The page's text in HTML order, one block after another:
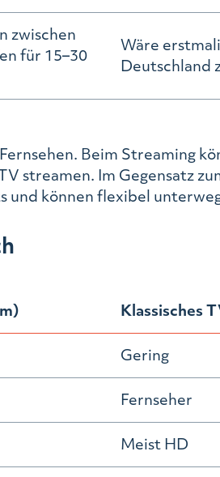
zwischen
für 15–30
Wäre
Deutschland
Beim Streaming
Im Gegensatz
und können flexibel
Klassisches
Gering
Fernseher
Meist HD